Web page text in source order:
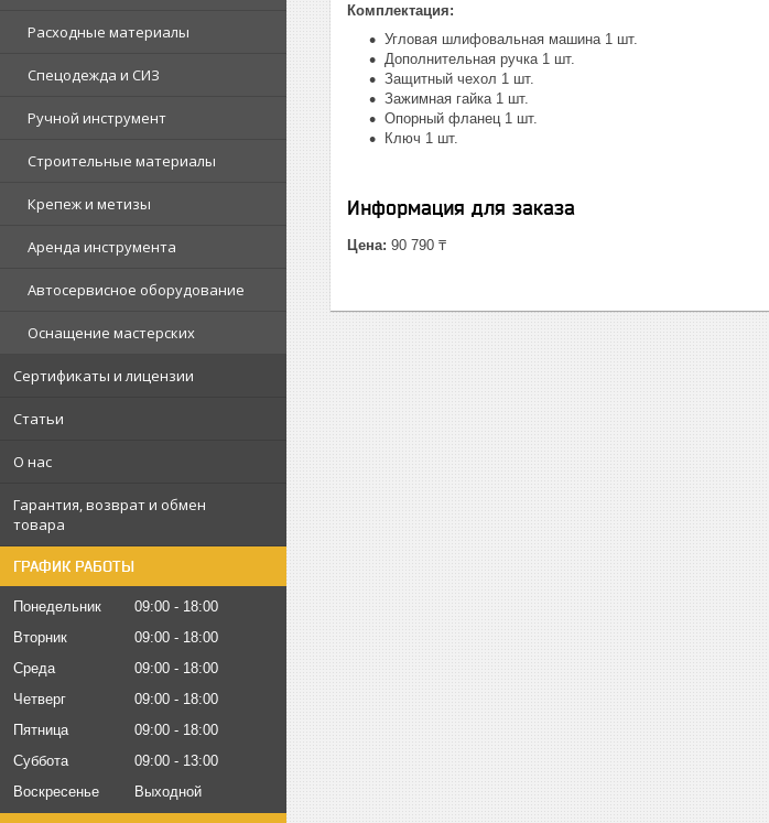
Расходные материалы
Спецодежда и СИЗ
Ручной инструмент
Строительные материалы
Крепеж и метизы
Аренда инструмента
Автосервисное оборудование
Оснащение мастерских
Сертификаты и лицензии
Статьи
О нас
Гарантия, возврат и обмен
товара
ГРАФИК РАБОТЫ
Понедельник 09:00
18:00
Вторник
09:00
18:00
Среда
09:00
18:00
Четверг
09:00
18:00
Пятница
09:00
18:00
Суббота
09:00
13:00
Воскресенье
Выходной
Комплектация:
Угловая шлифовальная машина 1 шт.
Дополнительная ручка 1 шт.
Защитный чехол 1 шт.
Зажимная гайка 1 шт.
Опорный фланец 1 шт.
Ключ 1 шт.
Информация для заказа
Цена: 90 790 ₸